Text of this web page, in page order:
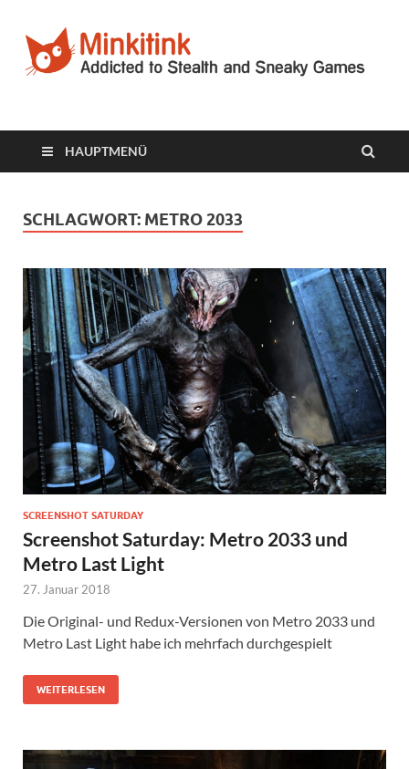
Minkitink
HAUPTMENÜ
SCHLAGWORT: METRO 2033
SCREENSHOT SATURDAY
Screenshot Saturday: Metro 2033 und
Metro Last Light
27. Januar 2018
Die Original- und Redux-Versionen von Metro 2033 und
Metro Last Light habe ich mehrfach durchgespielt
WEITERLESEN